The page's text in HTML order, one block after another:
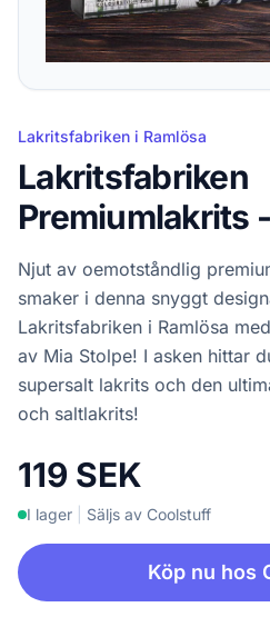
Lakritsfabriken i Ramlösa
Lakritsfabriken
Premiumlakrits
Njut av oemotståndlig
smaker i denna snyggt
Lakritsfabriken i Ramlösa
av Mia Stolpe! I asken hittar
supersalt lakrits och den
och saltlakrits!
119 SEK
I lager Säljs av Coolstuff
Köp nu hos